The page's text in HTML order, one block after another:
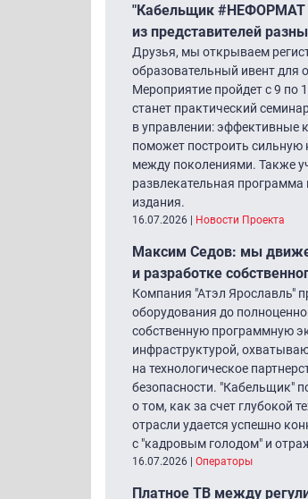
"Кабельщик #НЕФОРМАТ
из представителей
Друзья, мы открываем
образовательный ивент для
Мероприятие пройдет с 9 по
станет практический
в управлении: эффективные
поможет построить
между поколениями. Также
развлекательная
издания.
16.07.2026 | Новости Проекта
Максим Седов: мы
и разработке
Компания "Атэл Ярославль"
оборудования до
собственную программную
инфраструктурой,
на технологическое
безопасности. "Кабельщик"
о том, как за счет глубокой
отрасли удается успешно
с "кадровым голодом" и
16.07.2026 | Операторы
Платное ТВ между